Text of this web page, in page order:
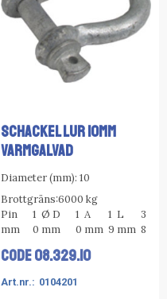
SCHACKEL LUR 10MM
VARMGALVAD
Diameter (mm): 10
Brottgräns:6000 kg
Pin
mm
1
0
Ø D
mm
1
0
A
mm
1
9
L
mm
3
8
CODE08.329.10
0104201